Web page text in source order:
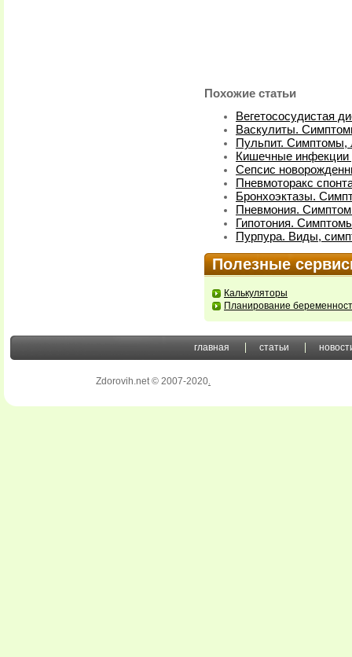
Похожие статьи
Вегетососудистая
Васкулиты.
Пульпит. Симптомы,
Кишечные инфекции
Сепсис
Пневмоторакс
Бронхоэктазы.
Пневмония.
Гипотония.
Пурпура. Виды,
Полезные
Калькуляторы
Планирование
главная статьи
Zdorovih.net © 2007-2020